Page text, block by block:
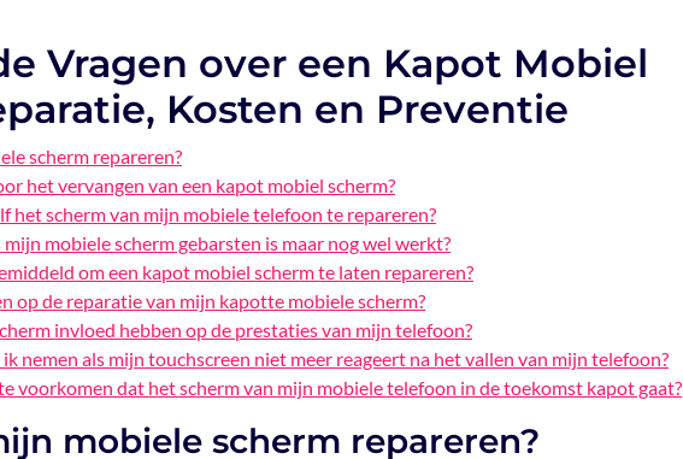
Vragen over een Kapot Mobiel
Kosten en Preventie
scherm repareren?
het vervangen van een kapot mobiel scherm?
het scherm van mijn mobiele telefoon te repareren?
mobiele scherm gebarsten is maar nog wel werkt?
om een kapot mobiel scherm te laten repareren?
op de reparatie van mijn kapotte mobiele scherm?
invloed hebben op de prestaties van mijn telefoon?
nemen als mijn touchscreen niet meer reageert na het vallen van mijn telefoon?
voorkomen dat het scherm van mijn mobiele telefoon in de toekomst kapot gaat?
mobiele scherm repareren?